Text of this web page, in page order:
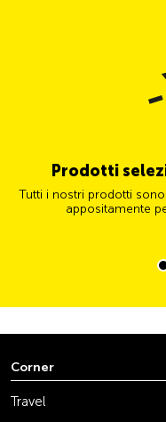
Prodotti
Tutti i nostri prodotti
appositamente
Corner
Travel